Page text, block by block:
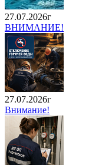
27.07.2026г
ВНИМАНИЕ!
27.07.2026г
Внимание!